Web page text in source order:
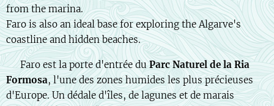
from the marina.
Faro is also an ideal base for exploring the Algarve's
coastline and hidden beaches.
🇫🇷 Faro est la porte d'entrée duParc Naturel de la Ria
Formosa, l'une des zones humides les plus précieuses
d'Europe. Un dédale d'îles, de lagunes et de marais